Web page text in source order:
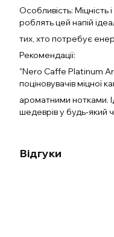
Особливість: Міцність
роблять цей напій
тих, хто потребує
Рекомендації:
"Nero Caffe Platinum
поціновувачів міцної
ароматними нотками.
шедеврів у будь-який
Відгуки